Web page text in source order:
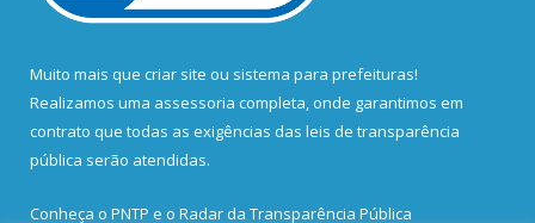
Muito mais que criar site ou sistema para prefeituras!
Realizamos uma assessoria completa, onde garantimos em
contrato que todas as exigências das leis de transparência
pública serão atendidas.
Conheça o PNTP e o Radar da Transparência Pública